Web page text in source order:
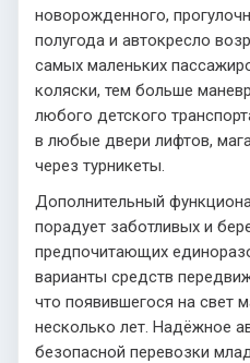
новорожденного,
полугода и автокресло
самых маленьких
коляски, тем больше
любого детского
в любые двери лифтов,
через турникеты.
Дополнительный
порадует заботливых и
предпочитающих
варианты средств
что появившегося на свет
несколько лет. Надёжное
безопасной перевозки